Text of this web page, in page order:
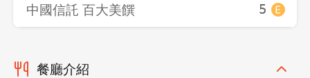
中國信託 百大美饌 5
餐廳介紹